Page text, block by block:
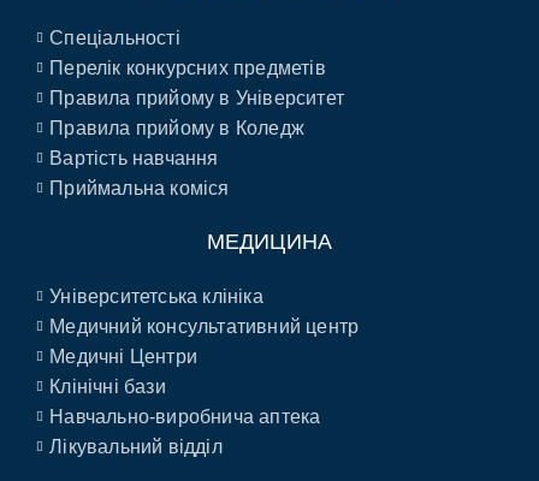
Спеціальності
Перелік конкурсних предметів
Правила прийому в Університет
Правила прийому в Коледж
Вартість навчання
Приймальна коміся
МЕДИЦИНА
Університетська клініка
Медичний консультативний центр
Медичні Центри
Клінічні бази
Навчально-виробнича аптека
Лікувальний відділ